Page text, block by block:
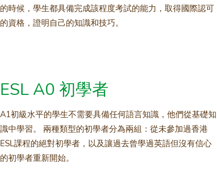
的時候，學生都具備完成該程度考試的能力，取得國際認可
的資格，證明自己的知識和技巧。
ESL A0 初學者
A1初級水平的學生不需要具備任何語言知識，他們從基礎知
識中學習。 兩種類型的初學者分為兩組：從未參加過香港
ESL課程的絕對初學者，以及讓過去曾學過英語但沒有信心
的初學者重新開始。